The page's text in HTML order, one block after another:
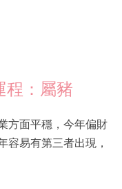
程：屬豬
方面平穩，今年偏財
容易有第三者出現，